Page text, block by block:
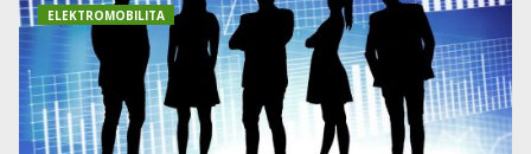
ELEKTROMOBILITA